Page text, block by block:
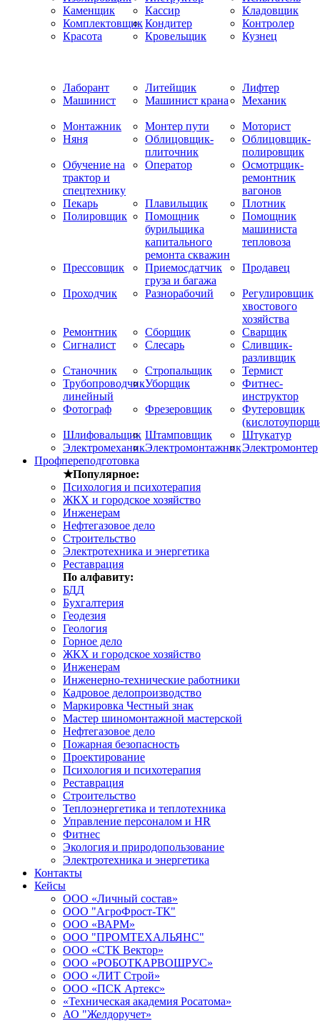
Каменщик
Кассир
Кладовщик
КомплектовщикКондитер
Контролер
Красота
Кровельщик Кузнец
Лаборант Литейщик
Лифтер
Машинист
Машинист крана Механик
Монтажник Монтер пути
Моторист
Няня
Облицовщик-
плиточник
Облицовщик-
полировщик
Обучение на
трактор и
спецтехнику
Оператор
Осмотрщик-
ремонтник
вагонов
Пекарь
Плавильщик
Плотник
Полировщик
Помощник
бурильщика
капитального
ремонта скважин
Помощник
машиниста
тепловоза
Прессовщик
Приемосдатчик
груза и багажа
Продавец
Проходчик Разнорабочий
Регулировщик
хвостового
хозяйства
Ремонтник
Сборщик
Сварщик
Сигналист
Слесарь
Сливщик-
разливщик
Станочник
Стропальщик
Термист
Трубопроводчик
линейный
Уборщик
Фитнес-
инструктор
Фотограф
Фрезеровщик
Футеровщик
Шлифовальщик Штамповщик
Штукатур
ЭлектромеханикЭлектромонтажникЭлектромонтер
Профпереподготовка
★Популярное:
Психология и психотерапия
ЖКХ и городское хозяйство
Инженерам
Нефтегазовое дело
Строительство
Электротехника и энергетика
Реставрация
По алфавиту:
БДД
Бухгалтерия
Геодезия
Геология
Горное дело
ЖКХ и городское хозяйство
Инженерам
Инженерно-технические работники
Кадровое делопроизводство
Маркировка Честный знак
Мастер шиномонтажной мастерской
Нефтегазовое дело
Пожарная безопасность
Проектирование
Психология и психотерапия
Реставрация
Строительство
Теплоэнергетика и теплотехника
Управление персоналом и HR
Фитнес
Экология и природопользование
Электротехника и энергетика
Контакты
Кейсы
ООО «Личный состав»
ООО "АгроФрост-ТК"
ООО «ВАРМ»
ООО "ПРОМТЕХАЛЬЯНС"
ООО «СТК Вектор»
ООО «РОБОТКАРВОШРУС»
ООО «ЛИТ Строй»
ООО «ПСК Артекс»
«Техническая академия Росатома»
АО "Желдоручет»